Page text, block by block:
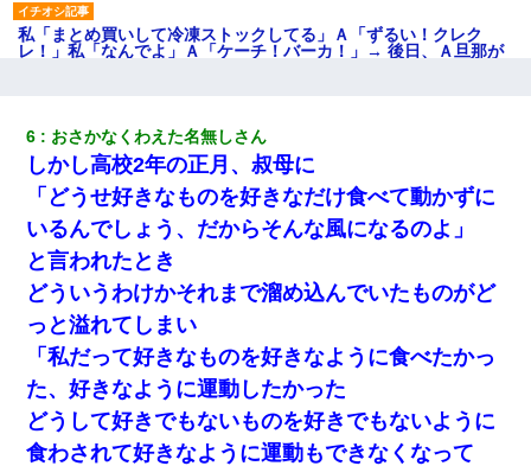
私「まとめ買いして冷凍ストックしてる」Ａ「ずるい！クレク
レ！」私「なんでよ」Ａ「ケーチ！バーカ！」→ 後日、Ａ旦那が
日曜日、会社の窓を見ると同僚の姿。俺（あれ？ディズニーシー
じゃ？）→俺電話「今何してんの？」同僚「シーで並んでるこ
と！」俺「会社にいない？」→次の瞬間、すごい鳥肌が立った
妊娠中に「おいこのブタ女！てめー席譲れ！」と絡まれ腹を殴る
真似された。泣きながら夫に話すと一年後に…
父親がくも膜下出血で突然ﾀﾋ。→母の貯金が0なことが判明。→母
「私を家に置いてほしい、どうか見捨てないで(土下座」俺・嫁
「…」
アパートのドアに『ハンザイ者！この人はさいあくの人です』と
張り紙が！大家「面倒はごめんだよ」私「はあ」→警察に行き、
見回りで犯人が捕まったが、それが…｜生活｜ヌルポあんてな
6 おさかなくわえた名無しさん
しかし高校2年の正月、叔母に
「どうせ好きなものを好きなだけ食べて動かずに
いるんでしょう、だからそんな風になるのよ」
と言われたとき
どういうわけかそれまで溜め込んでいたものがど
っと溢れてしまい
「私だって好きなものを好きなように食べたかっ
た、好きなように運動したかった
どうして好きでもないものを好きでもないように
食わされて好きなように運動もできなくなって